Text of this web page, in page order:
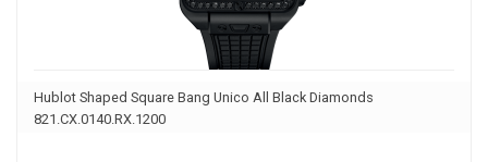
Hublot Shaped Square Bang Unico All Black Diamonds
821.CX.0140.RX.1200